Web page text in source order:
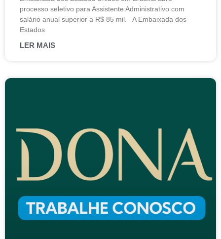
processo seletivo para Assistente Administrativo com
salário anual superior a R$ 85 mil. A Embaixada dos
Estados
LER MAIS